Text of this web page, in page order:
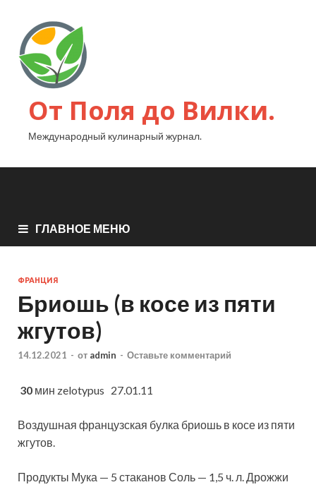
От Поля до Вилки.
Международный кулинарный журнал.
ГЛАВНОЕ МЕНЮ
ФРАНЦИЯ
Бриошь (в косе из пяти
жгутов)
14.12.2021 - от admin - Оставьте комментарий
30 мин zelotypus 27.01.11
Воздушная французская булка бриошь в косе из пяти
жгутов.
Продукты Мука — 5 стаканов Соль — 1,5 ч. л. Дрожжи